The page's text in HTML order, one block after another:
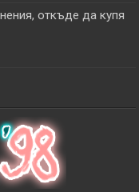
откъде да купя